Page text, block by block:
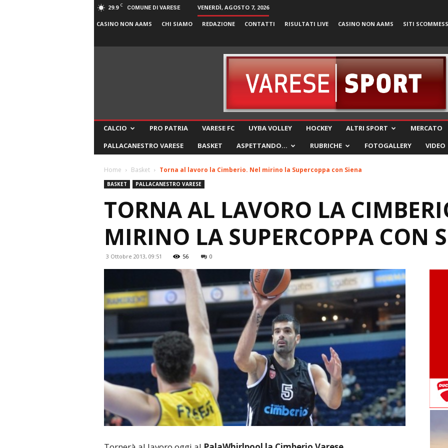
29.9 C COMUNE DI VARESE VENERDÌ, AGOSTO 7, 2026
CASINO NON AAMS CHI SIAMO REDAZIONE CONTATTI RISULTATI LIVE CASINO NON AAMS SITI
CALCIO PRO PATRIA VARESE FC UYBA VOLLEY HOCKEY ALTRI SPORT
MERCATO
PALLACANESTRO VARESE
BASKET ASPETTANDO… RUBRICHE FOTOGALLERY VIDEO
Home Basket Torna al lavoro la Cimberio. Nel mirino la Supercoppa con Siena
BASKET PALLACANESTRO VARESE
TORNA AL LAVORO LA
MIRINO LA SUPERCOPPA CON
3 Ottobre 2013, 09:51 56 0